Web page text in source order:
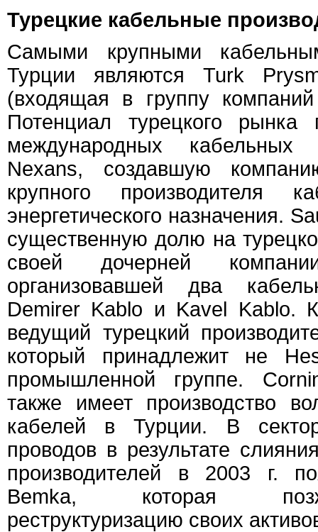
Турецкие кабельные
Самыми крупными
Турции являются Turk
(входящая в группу
Потенциал турецкого рынка
международных кабельных
Nexans, создавшую
крупного производителя
энергетического назначения.
существенную долю на
своей дочерней
организовавшей два
Demirer Kablo и Kavel Kablo.
ведущий турецкий
который принадлежит не
промышленной группе.
также имеет производство
кабелей в Турции. В
проводов в результате
производителей в 2003 г.
Bemka, которая
реструктуризацию своих